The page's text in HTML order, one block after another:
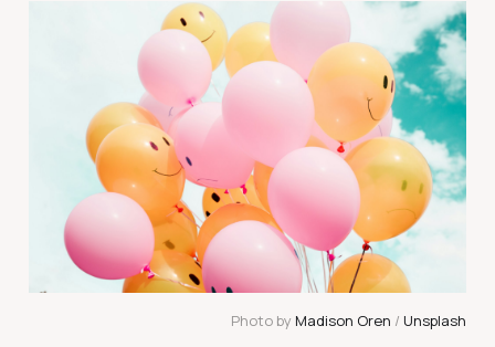
Photo by Madison Oren / Unsplash